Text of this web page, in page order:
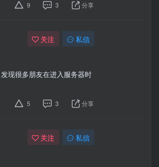
9 3 分享
关注 私信
现很多朋友在进入服务器时
5 3 分享
关注 私信